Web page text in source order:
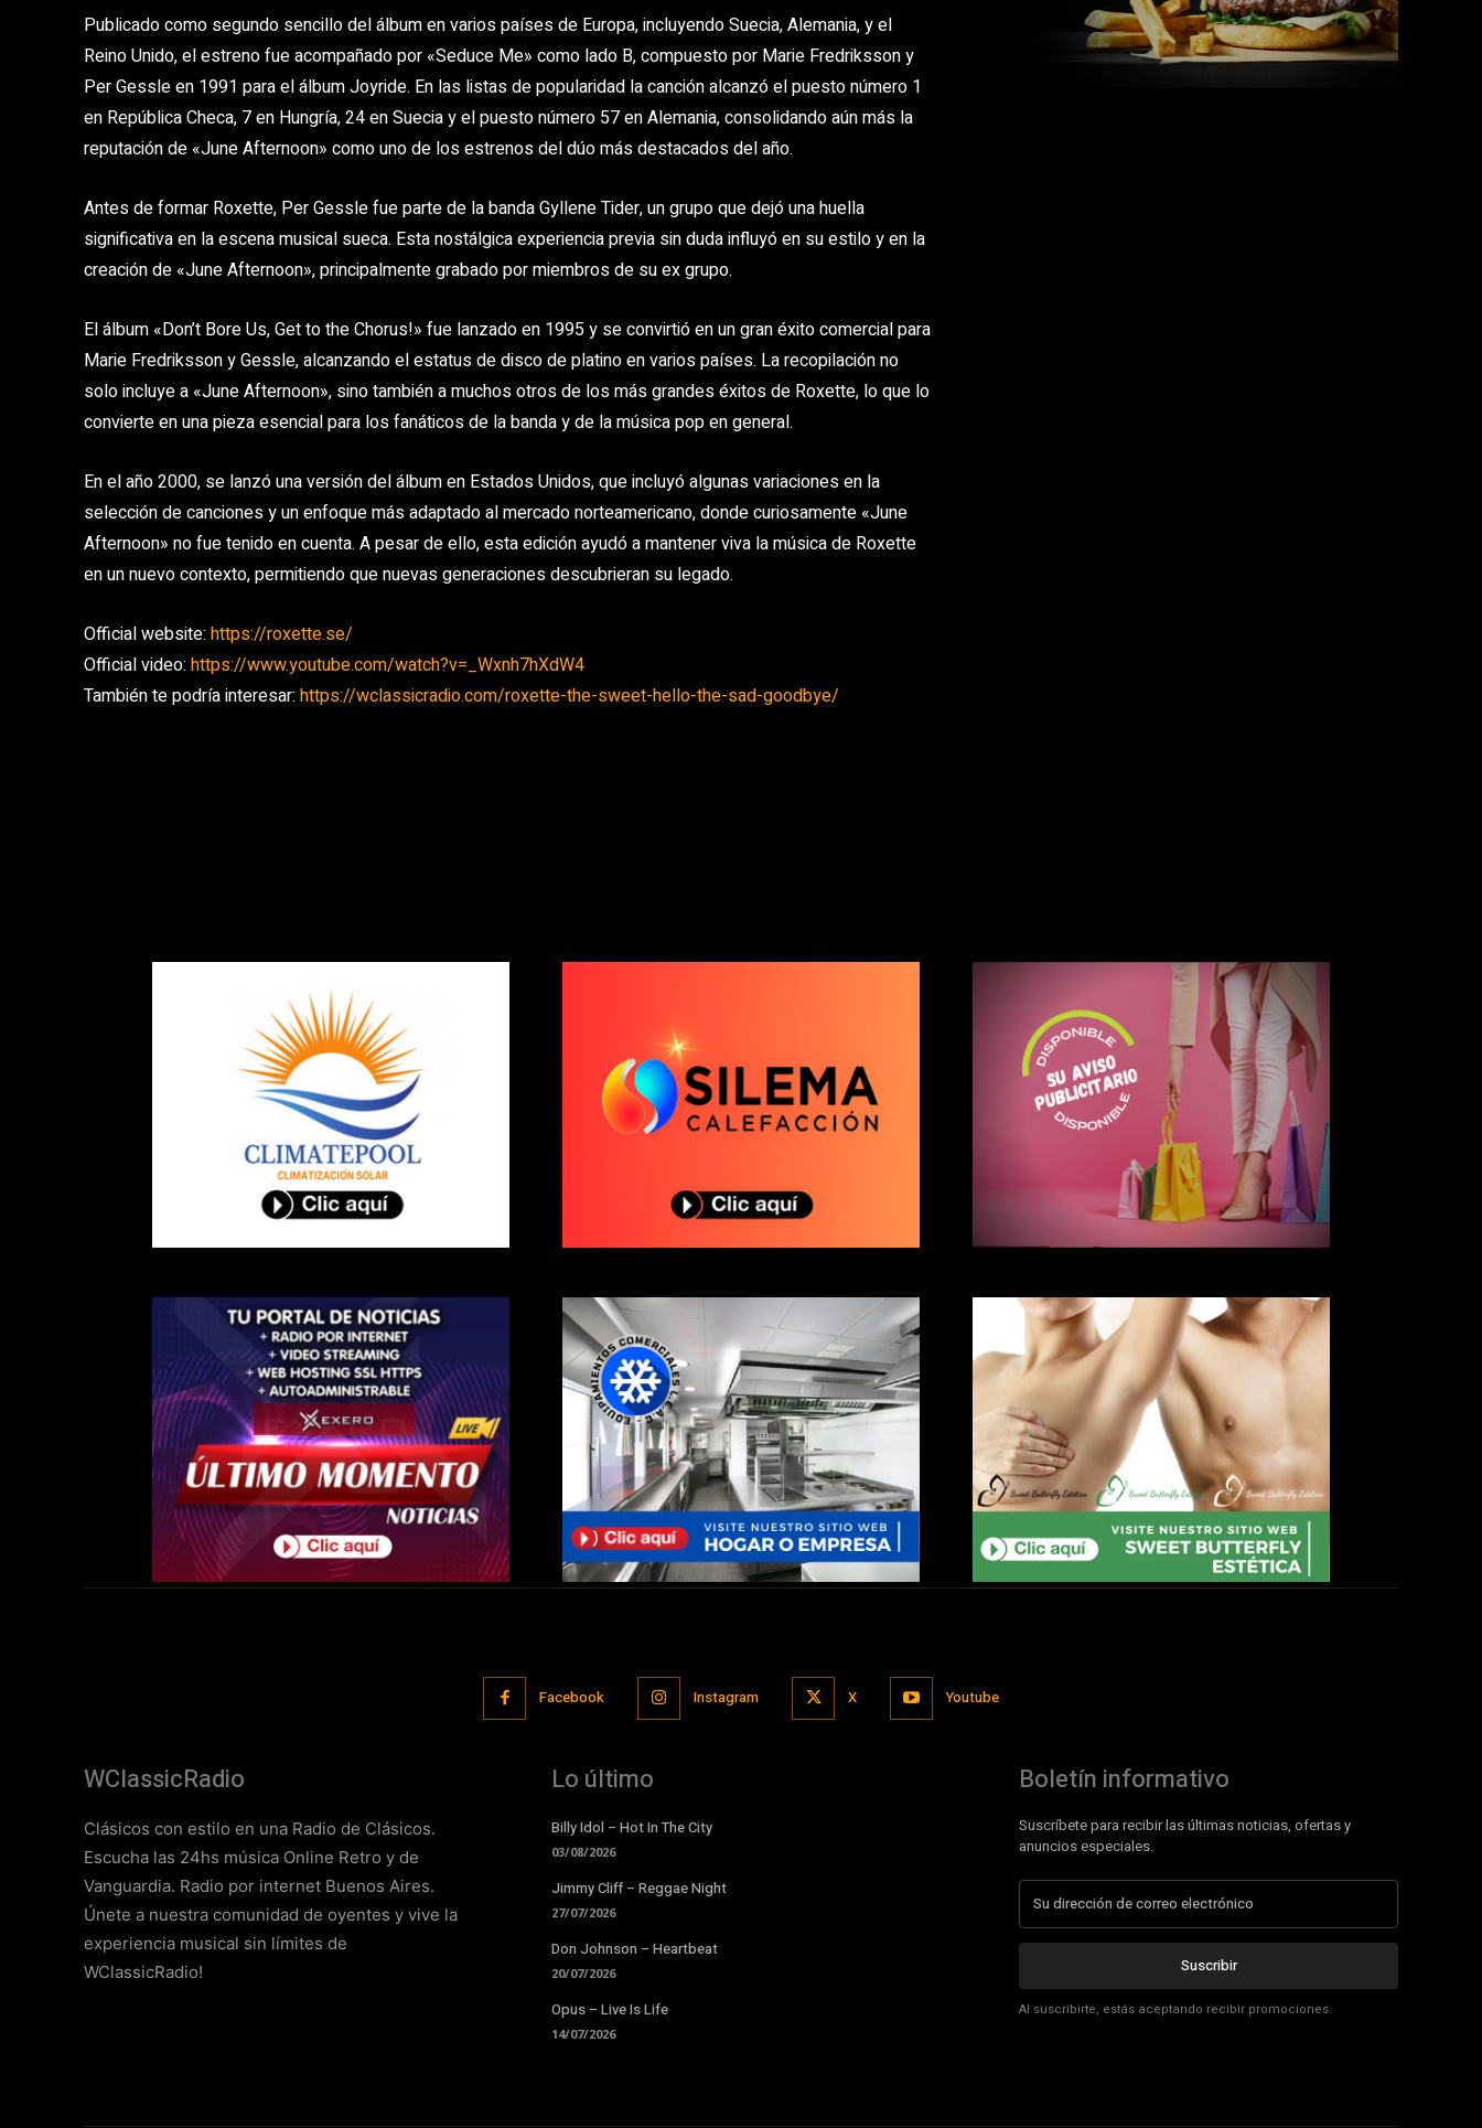
Publicado como segundo sencillo del álbum en varios países de Europa, incluyendo Suecia, Alemania, y el
Reino Unido, el estreno fue acompañado por «Seduce Me» como lado B, compuesto por Marie Fredriksson y
Per Gessle en 1991 para el álbum Joyride. En las listas de popularidad la canción alcanzó el puesto número 1
en República Checa, 7 en Hungría, 24 en Suecia y el puesto número 57 en Alemania, consolidando aún más la
reputación de «June Afternoon» como uno de los estrenos del dúo más destacados del año.
Antes de formar Roxette, Per Gessle fue parte de la banda Gyllene Tider, un grupo que dejó una huella
significativa en la escena musical sueca. Esta nostálgica experiencia previa sin duda influyó en su estilo y en la
creación de «June Afternoon», principalmente grabado por miembros de su ex grupo.
El álbum «Don’t Bore Us, Get to the Chorus!» fue lanzado en 1995 y se convirtió en un gran éxito comercial para
Marie Fredriksson y Gessle, alcanzando el estatus de disco de platino en varios países. La recopilación no
solo incluye a «June Afternoon», sino también a muchos otros de los más grandes éxitos de Roxette, lo que lo
convierte en una pieza esencial para los fanáticos de la banda y de la música pop en general.
En el año 2000, se lanzó una versión del álbum en Estados Unidos, que incluyó algunas variaciones en la
selección de canciones y un enfoque más adaptado al mercado norteamericano, donde curiosamente «June
Afternoon» no fue tenido en cuenta. A pesar de ello, esta edición ayudó a mantener viva la música de Roxette
en un nuevo contexto, permitiendo que nuevas generaciones descubrieran su legado.
Official website: https://roxette.se/
Official video: https://www.youtube.com/watch?v=_Wxnh7hXdW4
También te podría interesar: https://wclassicradio.com/roxette-the-sweet-hello-the-sad-goodbye/
Facebook Instagram X Youtube
WClassicRadio
Clásicos con estilo en una Radio de Clásicos.
Escucha las 24hs música Online Retro y de
Vanguardia. Radio por internet Buenos Aires.
Únete a nuestra comunidad de oyentes y vive la
experiencia musical sin límites de
WClassicRadio!
Lo último
Billy Idol – Hot In The City
03/08/2026
Jimmy Cliff – Reggae Night
27/07/2026
Don Johnson – Heartbeat
20/07/2026
Opus – Live Is Life
14/07/2026
Boletín informativo
Suscríbete para recibir las últimas noticias, ofertas y
anuncios especiales.
Suscribir
Al suscribirte, estás aceptando recibir promociones.